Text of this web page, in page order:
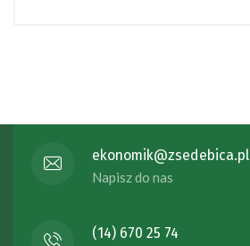
ekonomik@zsedebica.pl
Napisz do nas
(14) 670 25 74